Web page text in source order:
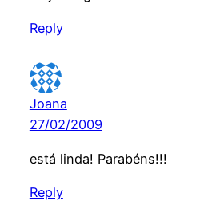
Reply
Joana
27/02/2009
está linda! Parabéns!!!
Reply